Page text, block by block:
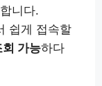
니다.
쉽게 접속할
회 가능하다